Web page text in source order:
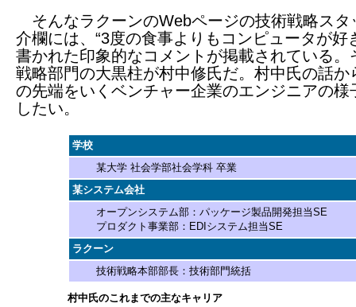
そんなラクーンのWebページの技術戦略スタ
介欄には、“3度の食事よりもコンピュータが好
書かれた印象的なコメントが掲載されている。
戦略部門の大黒柱が村中修氏だ。村中氏の話か
の先端をいくベンチャー企業のエンジニアの様
したい。
学校
某大学 社会学部社会学科 卒業
某システム会社
オープンシステム部：パッケージ製品開発担当SE
プロダクト事業部：EDIシステム担当SE
ラクーン
技術戦略本部部長：技術部門統括
村中氏のこれまでの主なキャリア